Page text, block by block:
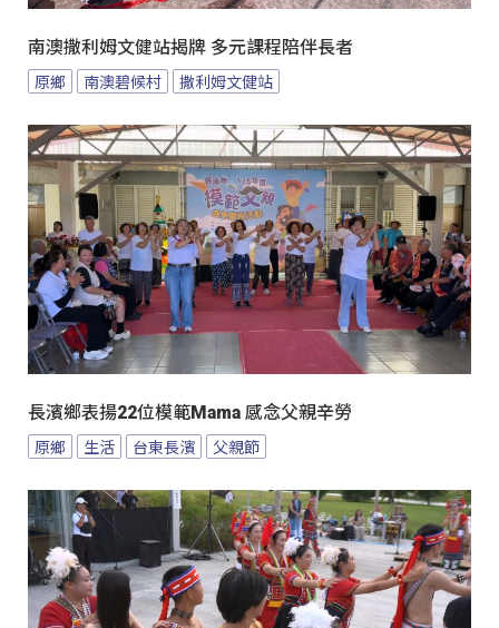
南澳撒利姆文健站揭牌 多元課程陪伴長者
原鄉 南澳碧候村 撒利姆文健站
長濱鄉表揚22位模範Mama 感念父親辛勞
原鄉 生活 台東長濱 父親節